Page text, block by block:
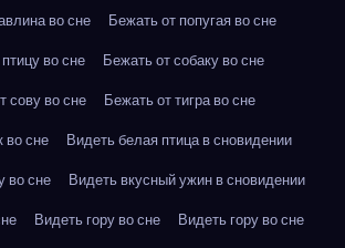
во сне
Бежать от попугая во сне
во сне
Бежать от собаку во сне
сову во сне
Бежать от тигра во сне
во сне
Видеть белая птица в сновидении
во сне
Видеть вкусный ужин в сновидении
Видеть гору во сне
Видеть гору во сне